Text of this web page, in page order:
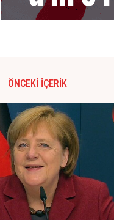
ÖNCEKI İÇERIK